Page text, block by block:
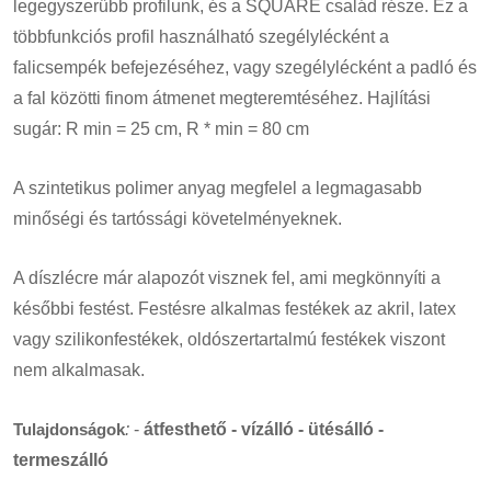
legegyszerűbb profilunk, és a SQUARE család része. Ez a
többfunkciós profil használható szegélylécként a
falicsempék befejezéséhez, vagy szegélylécként a padló és
a fal közötti finom átmenet megteremtéséhez. Hajlítási
sugár: R min = 25 cm, R * min = 80 cm
A szintetikus polimer anyag megfelel a legmagasabb
minőségi és tartóssági követelményeknek.
A díszlécre már alapozót visznek fel, ami megkönnyíti a
későbbi festést. Festésre alkalmas festékek az akril, latex
vagy szilikonfestékek, oldószertartalmú festékek viszont
nem alkalmasak.
Tulajdonságok: - átfesthető - vízálló - ütésálló -
termeszálló